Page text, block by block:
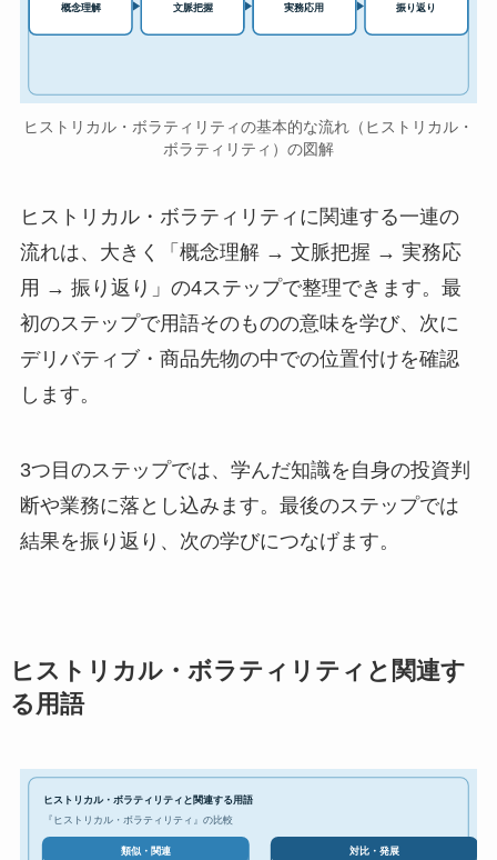
概念理解 文脈把握 実務応用 振り返り
ヒストリカル・ボラティリティの基本的な流れ（ヒストリカル・
ボラティリティ）の図解
ヒストリカル・ボラティリティに関連する一連の
流れは、大きく「概念理解 → 文脈把握 → 実務応
用 → 振り返り」の4ステップで整理できます。最
初のステップで用語そのものの意味を学び、次に
デリバティブ・商品先物の中での位置付けを確認
します。
3つ目のステップでは、学んだ知識を自身の投資判
断や業務に落とし込みます。最後のステップでは
結果を振り返り、次の学びにつなげます。
ヒストリカル・ボラティリティと関連す
る用語
ヒストリカル・ボラティリティと関連する用語
『ヒストリカル・ボラティリティ』の比較
類似・関連 対比・発展